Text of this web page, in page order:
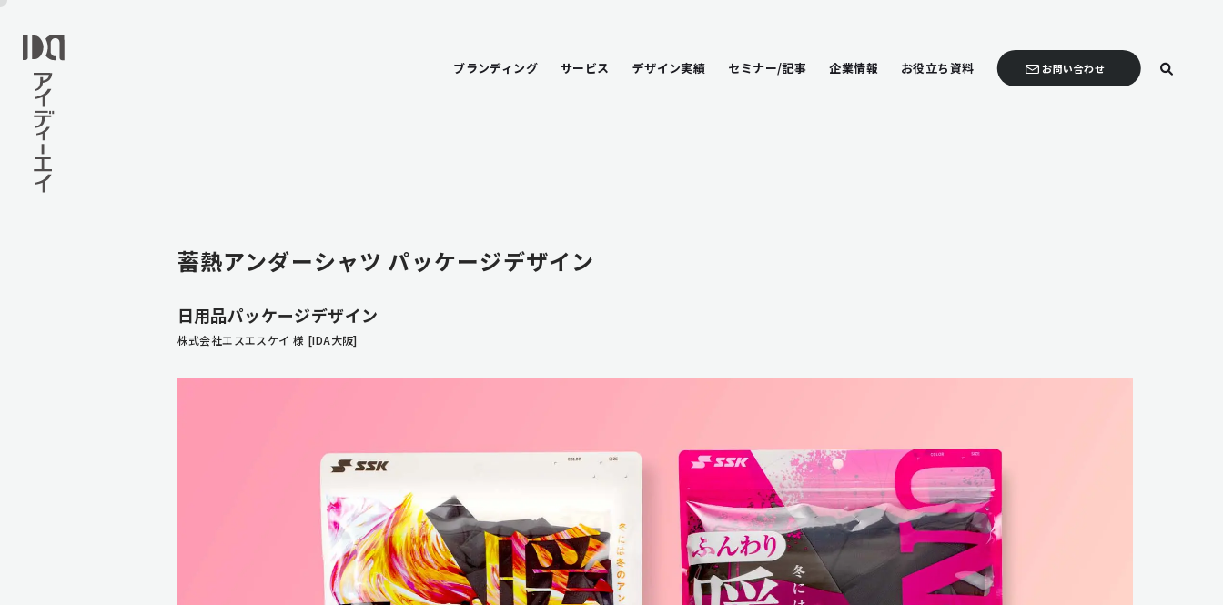
ブランディング サービス デザイン実績 セミナー/記事 企業情報 お役立ち資料 お問い合わせ
蓄熱アンダーシャツ パッケージデザイン
日用品パッケージデザイン
株式会社エスエスケイ 様 [IDA大阪]